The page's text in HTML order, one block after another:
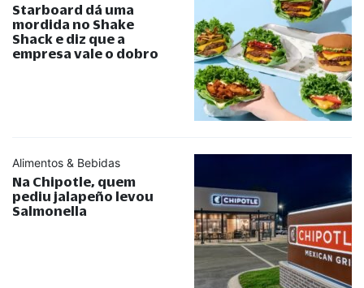
Starboard dá uma
mordida no Shake
Shack e diz que a
empresa vale o dobro
Alimentos & Bebidas
Na Chipotle, quem
pediu jalapeño levou
Salmonella